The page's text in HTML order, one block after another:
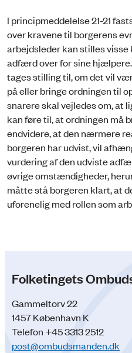
I principmeddelelse 21-21
over kravene til borgerens
arbejdsleder kan stilles
adfærd over for sine
tages stilling til, om det vil
på eller bringe ordningen til
snarere skal vejledes om, at
kan føre til, at ordningen må
endvidere, at den nærmere
borgeren har udvist, vil
vurdering af den udviste
øvrige omstændigheder,
måtte stå borgeren klart, at
uforenelig med rollen som
Folketingets
Gammeltorv 22
1457 København K
Telefon +45 3313 2512
post@ombudsmanden.dk